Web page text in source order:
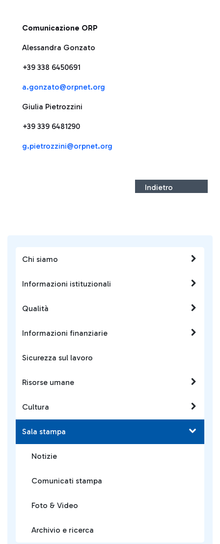
Chi siamo
Informazioni istituzionali
Qualità
Informazioni finanziarie
Sicurezza sul lavoro
Risorse umane
Cultura
Sala stampa
Notizie
Comunicati stampa
Foto & Video
Archivio e ricerca
Comunicazione ORP
Alessandra Gonzato
+39 338 6450691
a.gonzato@orpnet.org
Giulia Pietrozzini
+39 339 6481290
g.pietrozzini@orpnet.org
Indietro